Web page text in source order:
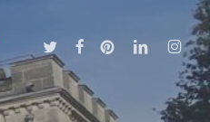
twitter facebookpinterestlinkedin